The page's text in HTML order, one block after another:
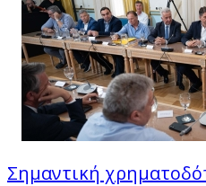
Σημαντική